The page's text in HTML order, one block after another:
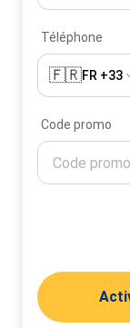
Téléphone
🇫🇷FR +33
Code promo